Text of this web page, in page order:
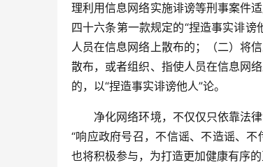
理利用信息网络实施诽谤等刑事案件
四十六条第一款规定的“捏造事实诽
人员在信息网络上散布的；（二）将
散布，或者组织、指使人员在信息网
的，以“捏造事实诽谤他人”论。
净化网络环境，不仅仅只依靠法律
“响应政府号召，不信谣、不造谣、
也将积极参与，为打造更加健康有序